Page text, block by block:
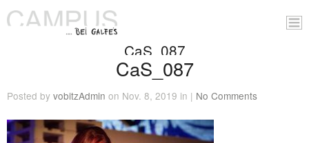
CaS_087
CaS_087
Posted by vobitzAdmin on Nov. 8, 2019 in | No Comments